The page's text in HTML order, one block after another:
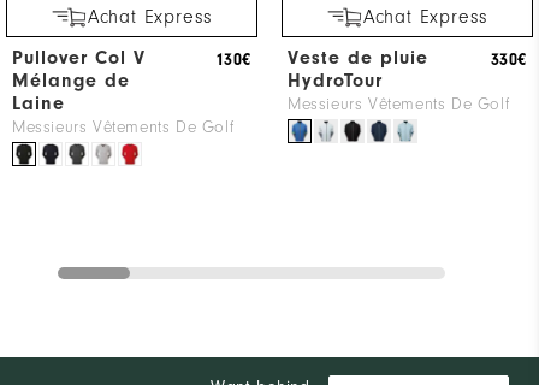
Achat Express
Pullover Col V
Mélange de
Laine
Messieurs Vêtements De Golf
130€
Achat Express
Veste de pluie
HydroTour
Messieurs Vêtements De Golf
330€